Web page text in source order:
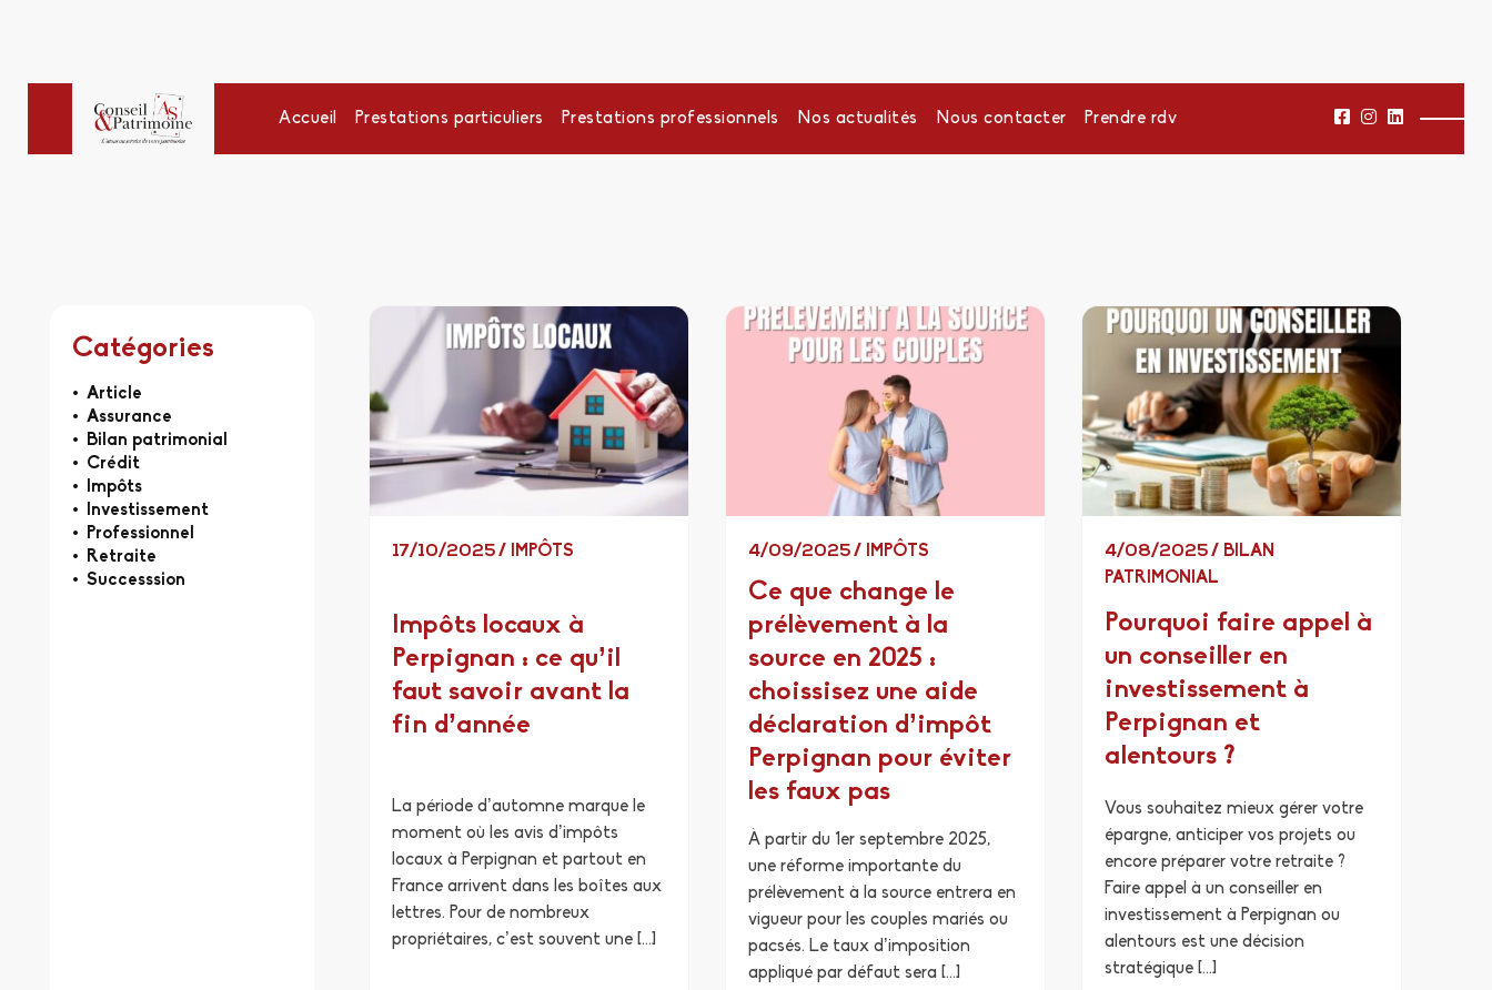
Accueil Prestations particuliers Prestations professionnels Nos actualités Nous contacter Prendre rdv
Catégories
Article
Assurance
Bilan patrimonial
Crédit
Impôts
Investissement
Professionnel
Retraite
Successsion
17/10/2025/ IMPÔTS
Impôts locaux à
Perpignan : ce qu’il
faut savoir avant la
fin d’année
La période d’automne marque le
moment où les avis d’impôts
locaux à Perpignan et partout en
France arrivent dans les boîtes aux
lettres. Pour de nombreux
propriétaires, c’est souvent une […]
4/09/2025/ IMPÔTS
Ce que change le
prélèvement à la
source en 2025 :
choissisez une aide
déclaration d’impôt
Perpignan pour éviter
les faux pas
À partir du 1er septembre 2025,
une réforme importante du
prélèvement à la source entrera en
vigueur pour les couples mariés ou
pacsés. Le taux d’imposition
appliqué par défaut sera […]
4/08/2025/ BILAN
PATRIMONIAL
Pourquoi faire appel à
un conseiller en
investissement à
Perpignan et
alentours ?
Vous souhaitez mieux gérer votre
épargne, anticiper vos projets ou
encore préparer votre retraite ?
Faire appel à un conseiller en
investissement à Perpignan ou
alentours est une décision
stratégique […]